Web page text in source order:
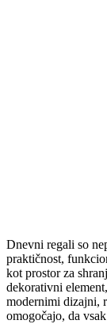
Dnevni regali so
praktičnost,
kot prostor za
dekorativni
modernimi dizajni,
omogočajo, da